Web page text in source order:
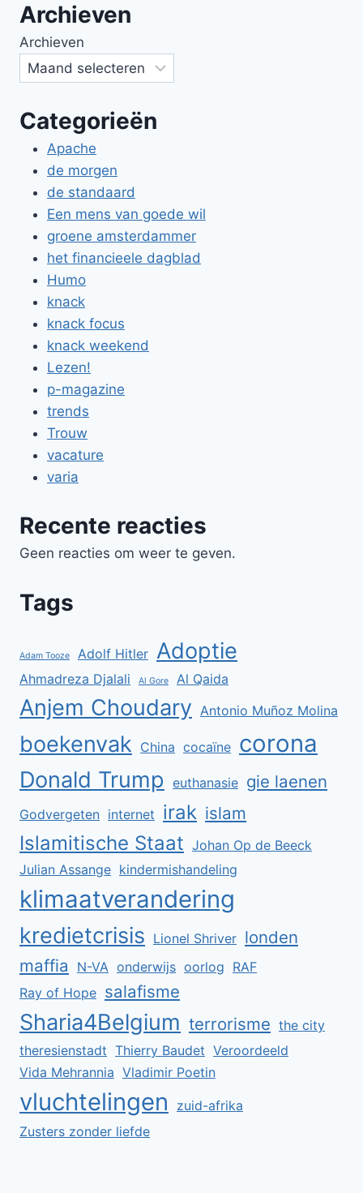
Archieven
Archieven
Categorieën
Apache
de morgen
de standaard
Een mens van goede wil
groene amsterdammer
het financieele dagblad
Humo
knack
knack focus
knack weekend
Lezen!
p-magazine
trends
Trouw
vacature
varia
Recente reacties
Geen reacties om weer te geven.
Tags
Adam Tooze Adolf Hitler Adoptie
Ahmadreza Djalali Al Gore Al Qaida
Anjem Choudary Antonio Muñoz Molina
boekenvak China cocaïne corona
Donald Trump euthanasie gie laenen
Godvergeten internet irak islam
Islamitische Staat Johan Op de Beeck
Julian Assange kindermishandeling
klimaatverandering
kredietcrisis Lionel Shriver londen
maffia
N-VA onderwijs oorlog RAF
Ray of Hope salafisme
Sharia4Belgium terrorisme the city
theresienstadt Thierry Baudet Veroordeeld
Vida Mehrannia Vladimir Poetin
vluchtelingen
zuid-afrika
Zusters zonder liefde